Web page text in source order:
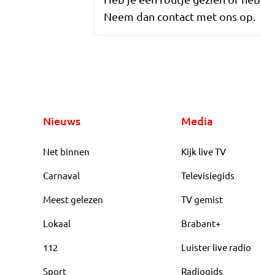
Neem dan contact met ons op.
Nieuws
Net binnen
Carnaval
Meest gelezen
Lokaal
112
Sport
Media
Kijk live TV
Televisiegids
TV gemist
Brabant+
Luister live radio
Radiogids